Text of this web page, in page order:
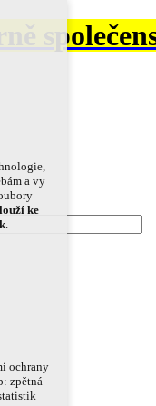
a vy
ke
.
ochrany
zpětná